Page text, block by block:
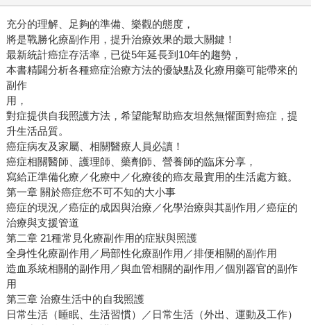
充分的理解、足夠的準備、樂觀的態度，
將是戰勝化療副作用，提升治療效果的最大關鍵！
最新統計癌症存活率，已從5年延長到10年的趨勢，
本書精闢分析各種癌症治療方法的優缺點及化療用藥可能帶來的
副作
用
對症提供自我照護方法，希望能幫助癌友坦然無懼面對癌症，提
升生活品質。
癌症病友及家屬、相關醫療人員必讀！
癌症相關醫師、護理師、藥劑師、營養師的臨床分享，
寫給正準備化療／化療中／化療後的癌友最實用的生活處方籤。
第一章 關於癌症您不可不知的大小事
癌症的現況／癌症的成因與治療／化學治療與其副作用／癌症的
治療與支援管道
第二章 21種常見化療副作用的症狀與照護
全身性化療副作用／局部性化療副作用／排便相關的副作用
造血系統相關的副作用／與血管相關的副作用／個別器官的副作
用
第三章 治療生活中的自我照護
日常生活（睡眠、生活習慣）／日常生活（外出、運動及工作）